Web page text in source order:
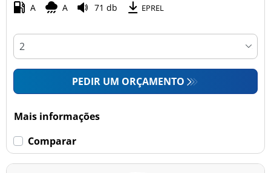
A A 71 db EPREL
PEDIR UM ORÇAMENTO
Mais informações
Comparar